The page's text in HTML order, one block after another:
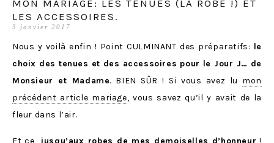
MON MARIAGE: LES TENUES (LA ROBE !) ET
LES ACCESSOIRES.
3 janvier 2017
Nous y voilà enfin ! Point CULMINANT des préparatifs: le
choix des tenues et des accessoires pour le Jour J… de
Monsieur et Madame. BIEN SÛR ! Si vous avez lu mon
précédent article mariage, vous savez qu’il y avait de la
fleur dans l’air.
Et ce, jusqu’aux robes de mes demoiselles d’honneur !